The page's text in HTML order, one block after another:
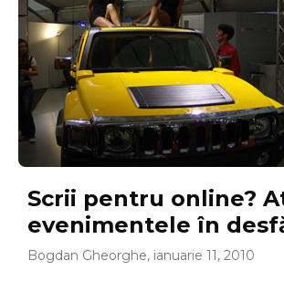
Scrii pentru online?
evenimentele în
Bogdan Gheorghe, ianuarie 11, 2010